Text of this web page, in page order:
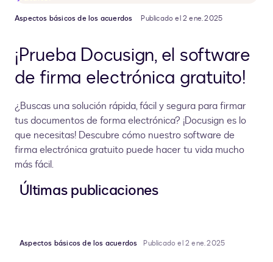
Aspectos básicos de los acuerdos Publicado el 2 ene. 2025
¡Prueba Docusign, el software
de firma electrónica gratuito!
¿Buscas una solución rápida, fácil y segura para firmar
tus documentos de forma electrónica? ¡Docusign es lo
que necesitas! Descubre cómo nuestro software de
firma electrónica gratuito puede hacer tu vida mucho
más fácil.
Últimas publicaciones
Aspectos básicos de los acuerdos Publicado el 2 ene. 2025